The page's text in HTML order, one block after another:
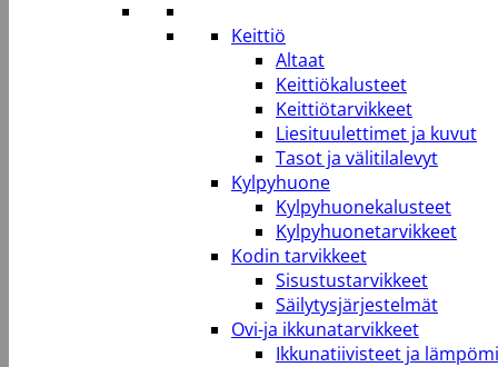
Keittiö
Altaat
Keittiökalusteet
Keittiötarvikkeet
Liesituulettimet ja kuvut
Tasot ja välitilalevyt
Kylpyhuone
Kylpyhuonekalusteet
Kylpyhuonetarvikkeet
Kodin tarvikkeet
Sisustustarvikkeet
Säilytysjärjestelmät
Ovi-ja ikkunatarvikkeet
Ikkunatiivisteet ja